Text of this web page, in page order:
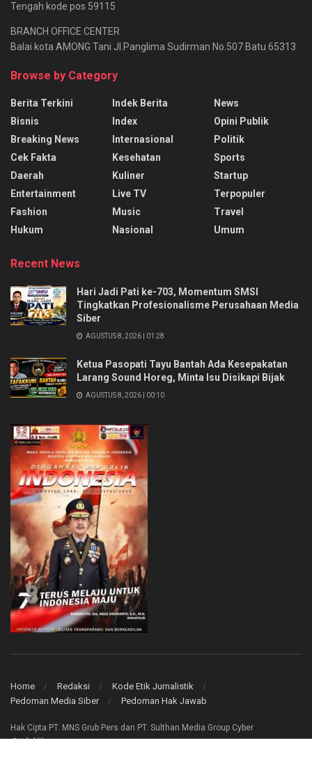
Tengah kode pos 59115
BRANCH OFFICE CENTER
Balai kota AMONG Tani Jl.Panglima Sudirman No.507 Batu 65313
Browse by Category
Berita Terkini
Bisnis
Breaking News
Cek Fakta
Daerah
Entertainment
Fashion
Hukum
Indek Berita
Index
Internasional
Kesehatan
Kuliner
Live TV
Music
Nasional
News
Opini Publik
Politik
Sports
Startup
Terpopuler
Travel
Umum
Recent News
Hari Jadi Pati ke-703, Momentum SMSI
Tingkatkan Profesionalisme Perusahaan Media
Siber
AGUSTUS 8, 2026 | 01:28
Ketua Pasopati Tayu Bantah Ada Kesepakatan
Larang Sound Horeg, Minta Isu Disikapi Bijak
AGUSTUS 8, 2026 | 00:10
Home Redaksi
Kode Etik Jurnalistik
Pedoman Media Siber
Pedoman Hak Jawab
Hak Cipta PT. MNS Grub Pers dan PT. Sulthan Media Group Cyber
@infoklik.co